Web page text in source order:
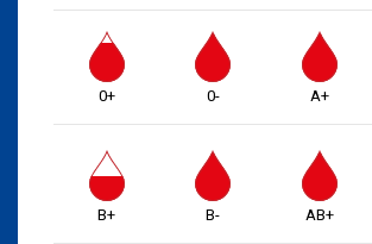
0+ 0- A+
B+ B- AB+